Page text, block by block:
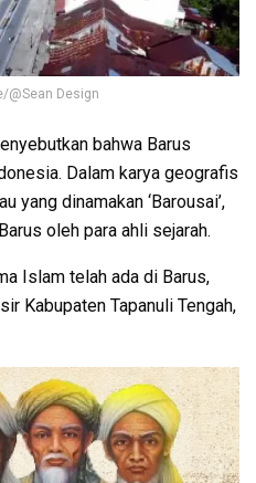
@Sean Design
bahwa Barus
Dalam karya geografis
yang dinamakan ‘Barousai’,
oleh para ahli sejarah.
Islam telah ada di Barus,
Kabupaten Tapanuli Tengah,